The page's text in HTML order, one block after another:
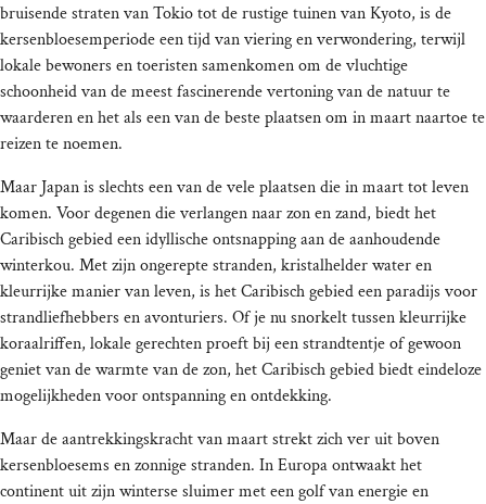
bruisende straten van Tokio tot de rustige tuinen van Kyoto, is de
kersenbloesemperiode een tijd van viering en verwondering, terwijl
lokale bewoners en toeristen samenkomen om de vluchtige
schoonheid van de meest fascinerende vertoning van de natuur te
waarderen en het als een van de beste plaatsen om in maart naartoe te
reizen te noemen.
Maar Japan is slechts een van de vele plaatsen die in maart tot leven
komen. Voor degenen die verlangen naar zon en zand, biedt het
Caribisch gebied een idyllische ontsnapping aan de aanhoudende
winterkou. Met zijn ongerepte stranden, kristalhelder water en
kleurrijke manier van leven, is het Caribisch gebied een paradijs voor
strandliefhebbers en avonturiers. Of je nu snorkelt tussen kleurrijke
koraalriffen, lokale gerechten proeft bij een strandtentje of gewoon
geniet van de warmte van de zon, het Caribisch gebied biedt eindeloze
mogelijkheden voor ontspanning en ontdekking.
Maar de aantrekkingskracht van maart strekt zich ver uit boven
kersenbloesems en zonnige stranden. In Europa ontwaakt het
continent uit zijn winterse sluimer met een golf van energie en